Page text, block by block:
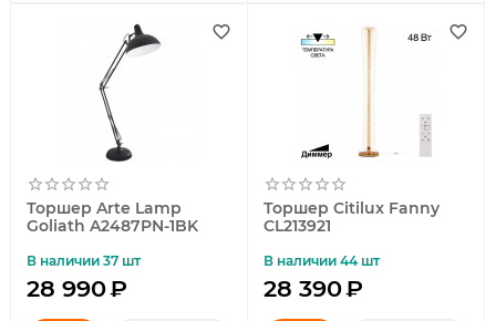
Торшер Arte Lamp
Goliath A2487PN-1BK
В наличии 37 шт
28 990₽
Торшер Citilux Fanny
CL213921
В наличии 44 шт
28 390₽